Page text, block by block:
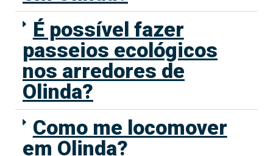
É possível fazer
passeios ecológicos
nos arredores de
Olinda?
Como me locomover
em Olinda?